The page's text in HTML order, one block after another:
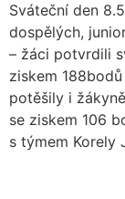
Sváteční den
dospělých,
– žáci potvrdili
ziskem
potěšily i
se ziskem 106
s týmem Korely